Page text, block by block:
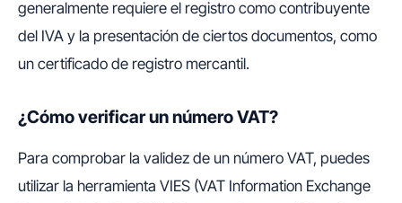
generalmente requiere el registro como contribuyente
del IVA y la presentación de ciertos documentos, como
un certificado de registro mercantil.
¿Cómo verificar un número VAT?
Para comprobar la validez de un número VAT, puedes
utilizar la herramienta VIES (VAT Information Exchange